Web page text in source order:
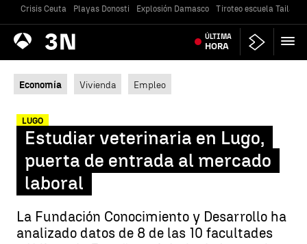
Crisis Ceuta Playas Donosti Explosión Damasco Tiroteo escuela
Antena
3 Noticias ÚLTIMA
HORA
Economía Vivienda Empleo
LUGO
Estudiar veterinaria en Lugo,
puerta de entrada al mercado
laboral
La Fundación Conocimiento y Desarrollo ha
analizado datos de 8 de las 10 facultades